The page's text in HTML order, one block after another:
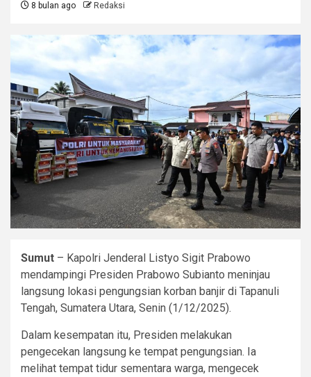
8 bulan ago Redaksi
Sumut – Kapolri Jenderal Listyo Sigit Prabowo
mendampingi Presiden Prabowo Subianto meninjau
langsung lokasi pengungsian korban banjir di Tapanuli
Tengah, Sumatera Utara, Senin (1/12/2025).
Dalam kesempatan itu, Presiden melakukan
pengecekan langsung ke tempat pengungsian. Ia
melihat tempat tidur sementara warga, mengecek